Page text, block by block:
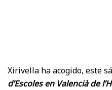
Xirivella ha acogido, este
d’Escoles en Valencià de